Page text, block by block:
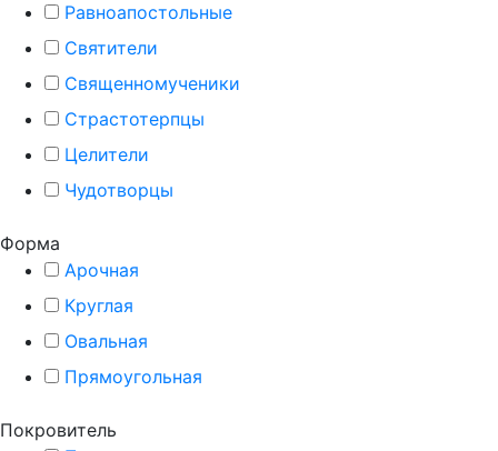
Равноапостольные
Святители
Священномученики
Страстотерпцы
Целители
Чудотворцы
Форма
Арочная
Круглая
Овальная
Прямоугольная
Покровитель